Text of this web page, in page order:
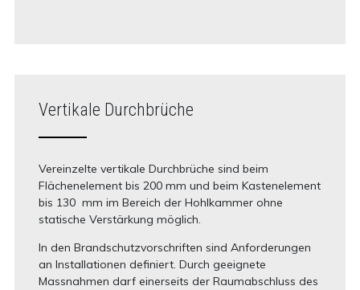
Vertikale Durchbrüche
Vereinzelte vertikale Durchbrüche sind beim
Flächenelement bis 200 mm und beim Kastenelement
bis 130 mm im Bereich der Hohlkammer ohne
statische Verstärkung möglich.
In den Brandschutzvorschriften sind Anforderungen
an Installationen definiert. Durch geeignete
Massnahmen darf einerseits der Raumabschluss des